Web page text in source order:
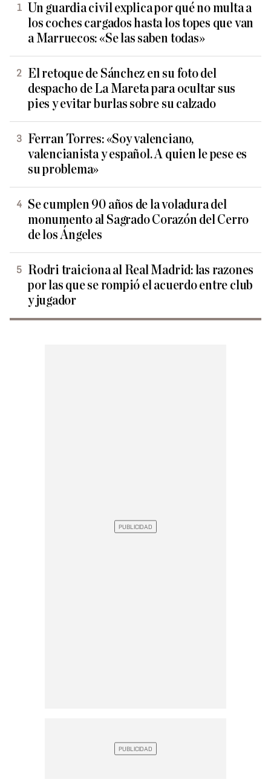
Un guardia civil explica por qué no multa a
los coches cargados hasta los topes que van
a Marruecos: «Se las saben todas»
El retoque de Sánchez en su foto del
despacho de La Mareta para ocultar sus
pies y evitar burlas sobre su calzado
Ferran Torres: «Soy valenciano,
valencianista y español. A quien le pese es
su problema»
Se cumplen 90 años de la voladura del
monumento al Sagrado Corazón del Cerro
de los Ángeles
Rodri traiciona al Real Madrid: las razones
por las que se rompió el acuerdo entre club
y jugador